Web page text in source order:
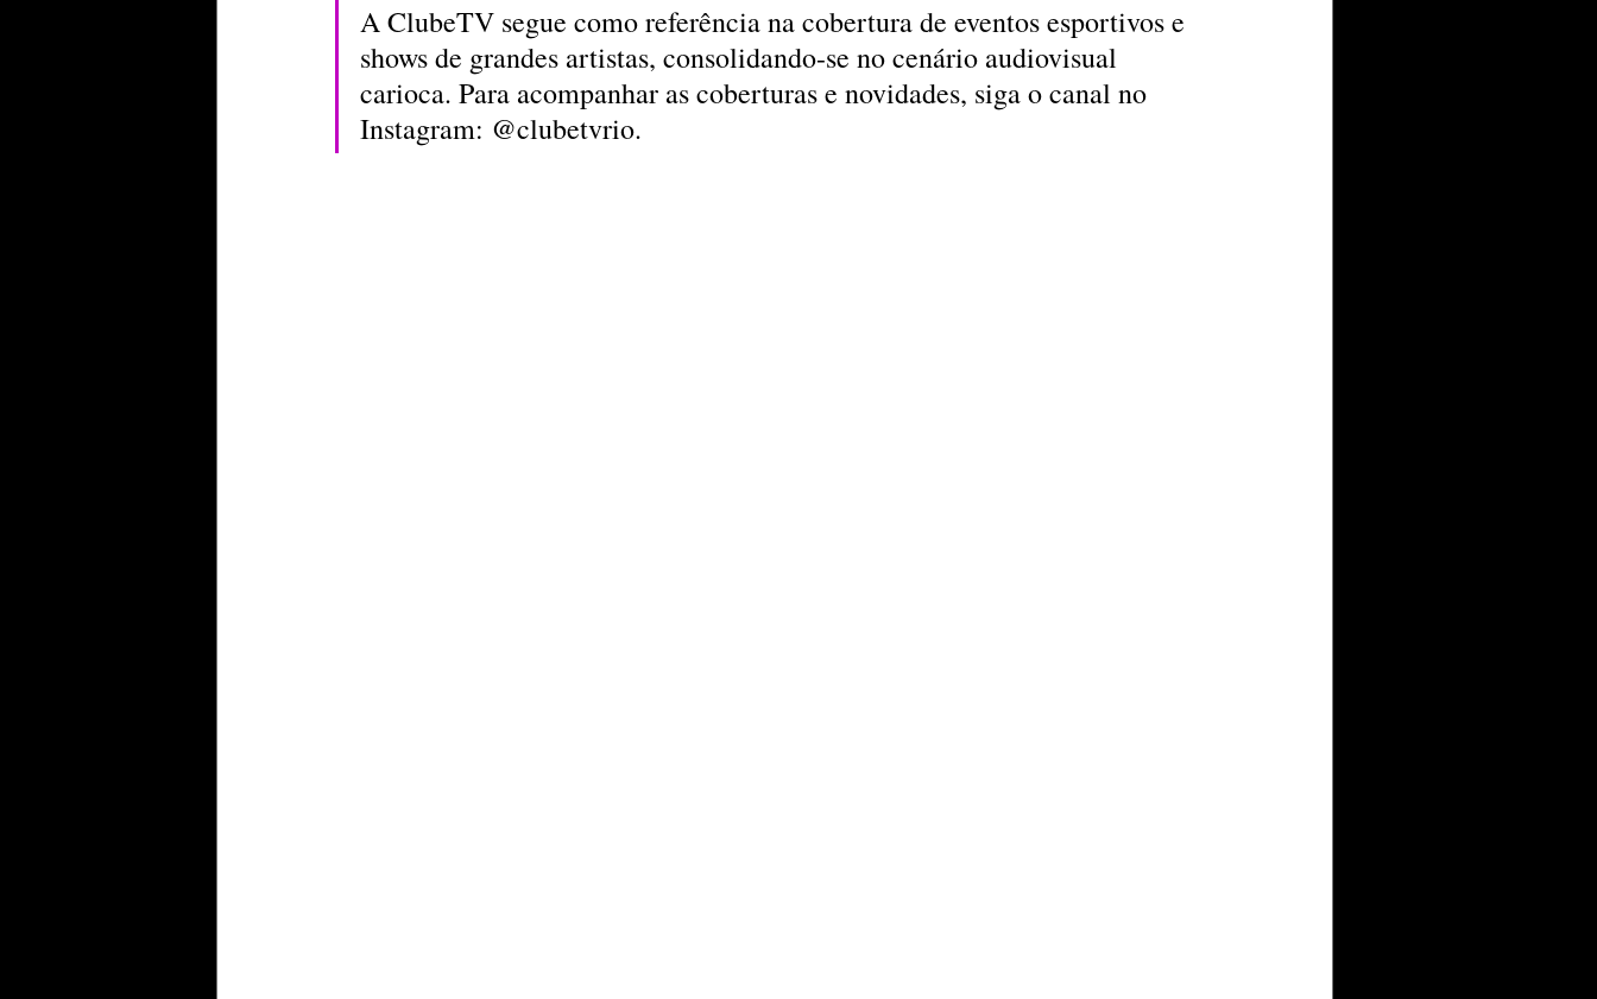
A ClubeTV segue como referência na cobertura de eventos esportivos e
shows de grandes artistas, consolidando-se no cenário audiovisual
carioca. Para acompanhar as coberturas e novidades, siga o canal no
Instagram: @clubetvrio.